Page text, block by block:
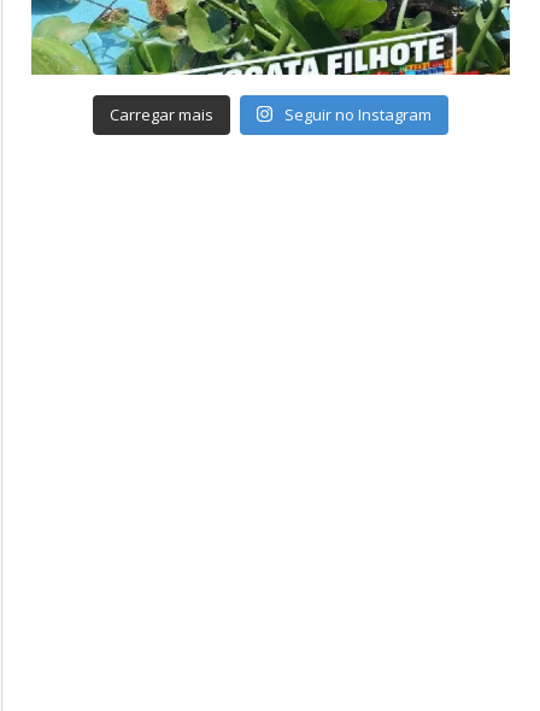
Carregar mais Seguir no Instagram